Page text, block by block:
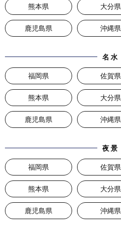
熊本県 大分県
鹿児島県 沖縄県
名水
福岡県 佐賀県
熊本県 大分県
鹿児島県 沖縄県
夜景
福岡県 佐賀県
熊本県 大分県
鹿児島県 沖縄県